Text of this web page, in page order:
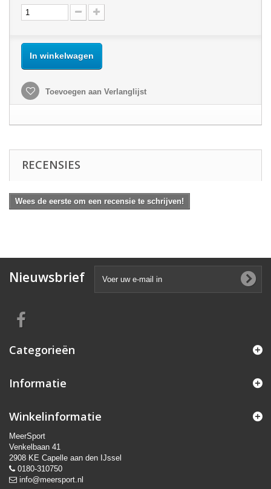
In winkelwagen
Toevoegen aan Verlanglijst
RECENSIES
Wees de eerste om een recensie te schrijven!
Nieuwsbrief
Categorieën
Informatie
Winkelinformatie
MeerSport
Venkelbaan 41
2908 KE Capelle aan den IJssel
0180-310750
info@meersport.nl